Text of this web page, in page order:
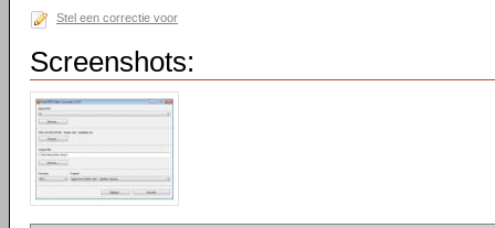
Stel een correctie voor
Screenshots: